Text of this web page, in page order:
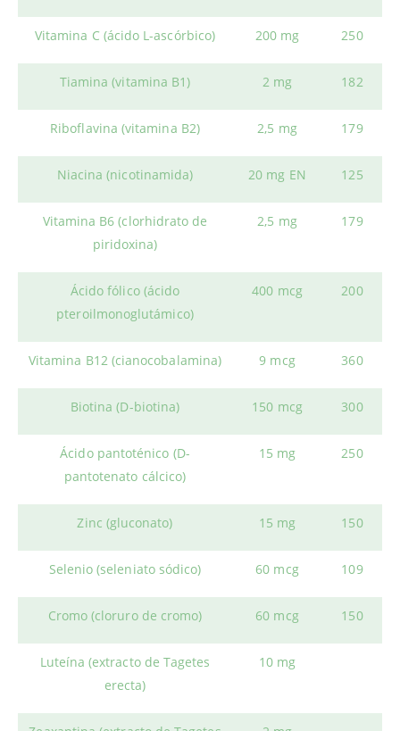
Vitamina C (ácido L-ascórbico) 200 mg 250
Tiamina (vitamina B1) 2 mg 182
Riboflavina (vitamina B2) 2,5 mg 179
Niacina (nicotinamida) 20 mg EN 125
Vitamina B6 (clorhidrato de
piridoxina)
2,5 mg 179
Ácido fólico (ácido
pteroilmonoglutámico)
400 mcg 200
Vitamina B12 (cianocobalamina) 9 mcg 360
Biotina (D-biotina) 150 mcg 300
Ácido pantoténico (D-
pantotenato cálcico)
15 mg 250
Zinc (gluconato) 15 mg 150
Selenio (seleniato sódico) 60 mcg 109
Cromo (cloruro de cromo) 60 mcg 150
Luteína (extracto de Tagetes
erecta)
10 mg